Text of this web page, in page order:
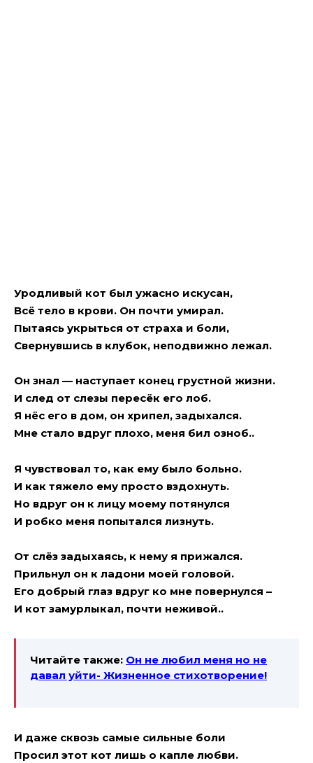
Уродливый кот был ужасно искусан,
Всё тело в крови. Он почти умирал.
Пытаясь укрыться от страха и боли,
Свернувшись в клубок, неподвижно лежал.
Он знал — наступает конец грустной жизни.
И след от слезы пересёк его лоб.
Я нёс его в дом, он хрипел, задыхался.
Мне стало вдруг плохо, меня бил озноб..
Я чувствовал то, как ему было больно.
И как тяжело ему просто вздохнуть.
Но вдруг он к лицу моему потянулся
И робко меня попытался лизнуть.
От слёз задыхаясь, к нему я прижался.
Прильнул он к ладони моей головой.
Его добрый глаз вдруг ко мне повернулся –
И кот замурлыкал, почти неживой..
Читайте также: Он не любил меня но не
давал уйти- Жизненное стихотворение!
И даже сквозь самые сильные боли
Просил этот кот лишь о капле любви.